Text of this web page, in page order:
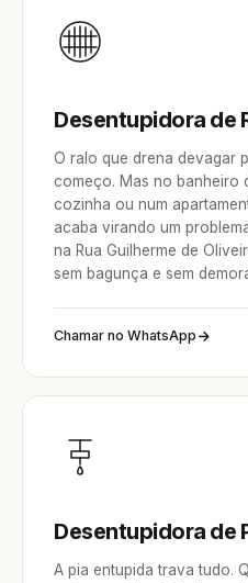
Desentupidora de
O ralo que drena devagar
começo. Mas no banheiro
cozinha ou num
acaba virando um
na Rua Guilherme de
sem bagunça e sem
Chamar no WhatsApp
Desentupidora de
A pia entupida trava tudo.